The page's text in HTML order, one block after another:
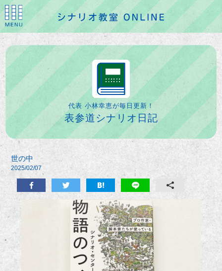
代表 小林幸恵が毎日更新！
表参道シナリオ日記
世の中
2025/02/07